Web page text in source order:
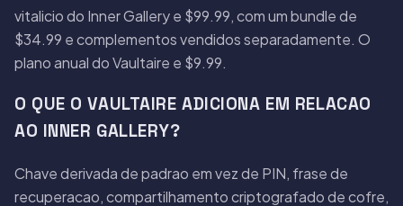
vitalicio do Inner Gallery e $99.99, com um bundle de
$34.99 e complementos vendidos separadamente. O
plano anual do Vaultaire e $9.99.
O QUE O VAULTAIRE ADICIONA EM RELACAO
AO INNER GALLERY?
Chave derivada de padrao em vez de PIN, frase de
recuperacao, compartilhamento criptografado de cofre,